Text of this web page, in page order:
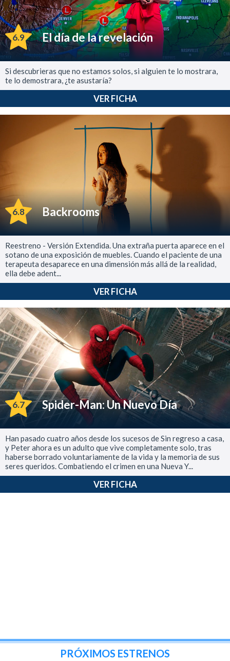
6.9 El día de la revelación
Si descubrieras que no estamos solos, si alguien te lo mostrara,
te lo demostrara, ¿te asustaría?
VER FICHA
6.8 Backrooms
Reestreno - Versión Extendida. Una extraña puerta aparece en el
sotano de una exposición de muebles. Cuando el paciente de una
terapeuta desaparece en una dimensión más allá de la realidad,
ella debe adent...
VER FICHA
6.7 Spider-Man: Un Nuevo Día
Han pasado cuatro años desde los sucesos de Sin regreso a casa,
y Peter ahora es un adulto que vive completamente solo, tras
haberse borrado voluntariamente de la vida y la memoria de sus
seres queridos. Combatiendo el crimen en una Nueva Y...
VER FICHA
PRÓXIMOS ESTRENOS